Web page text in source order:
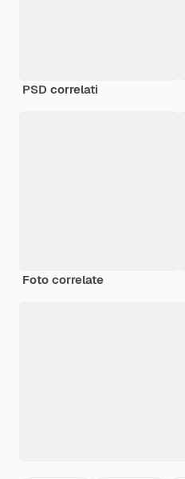
PSD correlati
Foto correlate